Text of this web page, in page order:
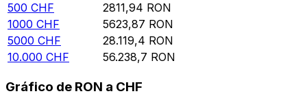
500 CHF 2811,94 RON
1000 CHF 5623,87 RON
5000 CHF 28.119,4 RON
10.000 CHF 56.238,7 RON
Gráfico de RON a CHF